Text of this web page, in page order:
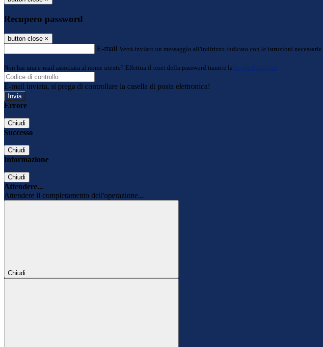
Recupero password
button close ×
E-mail Verrà inviato un messaggio all'indirizzo indicato con le istruzioni necessarie.
Non hai una e-mail associata al nome utente? Effettua il reset della password tramite la Login Spaggiari
E-mail inviata, si prega di controllare la casella di posta elettronica!
Errore
Chiudi
Successo
Chiudi
Informazione
Chiudi
Attendere...
Attendere il completamento dell'operazione...
Chiudi